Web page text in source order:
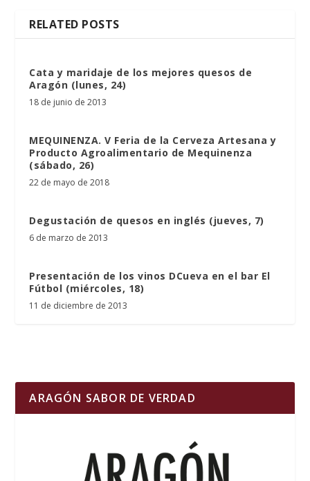
RELATED POSTS
Cata y maridaje de los mejores quesos de
Aragón (lunes, 24)
18 de junio de 2013
MEQUINENZA. V Feria de la Cerveza Artesana y
Producto Agroalimentario de Mequinenza
(sábado, 26)
22 de mayo de 2018
Degustación de quesos en inglés (jueves, 7)
6 de marzo de 2013
Presentación de los vinos DCueva en el bar El
Fútbol (miércoles, 18)
11 de diciembre de 2013
ARAGÓN SABOR DE VERDAD